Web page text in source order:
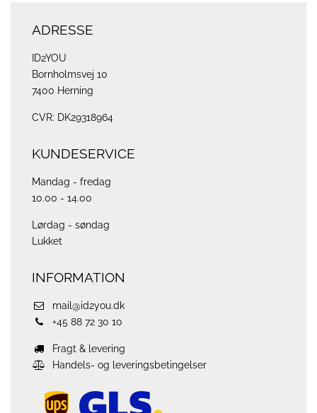
ADRESSE
ID2YOU
Bornholmsvej 10
7400 Herning
CVR: DK29318964
KUNDESERVICE
Mandag - fredag
10.00 - 14.00
Lørdag - søndag
Lukket
INFORMATION
mail@id2you.dk
+45 88 72 30 10
Fragt & levering
Handels- og leveringsbetingelser
ups